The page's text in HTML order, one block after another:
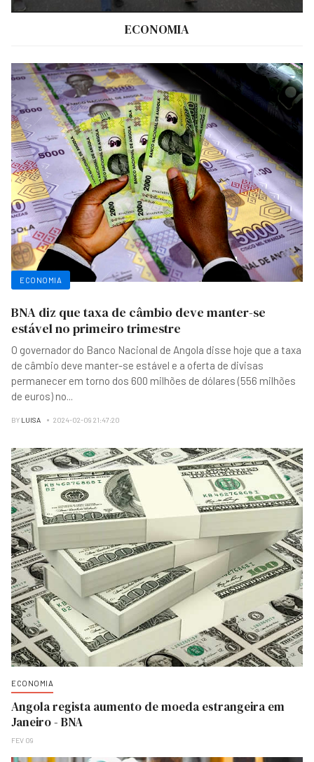
ECONOMIA
ECONOMIA
BNA diz que taxa de câmbio deve manter-se
estável no primeiro trimestre
O governador do Banco Nacional de Angola disse hoje que a taxa
de câmbio deve manter-se estável e a oferta de divisas
permanecer em torno dos 600 milhões de dólares (556 milhões
de euros) no...
BY LUISA 2024-02-09 21:47:20
ECONOMIA
Angola regista aumento de moeda estrangeira em
Janeiro - BNA
FEV 09